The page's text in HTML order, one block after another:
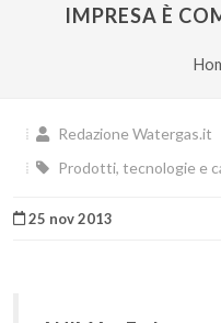
IMPRESA È
Redazione Watergas.it
Prodotti, tecnologie e
25 nov 2013